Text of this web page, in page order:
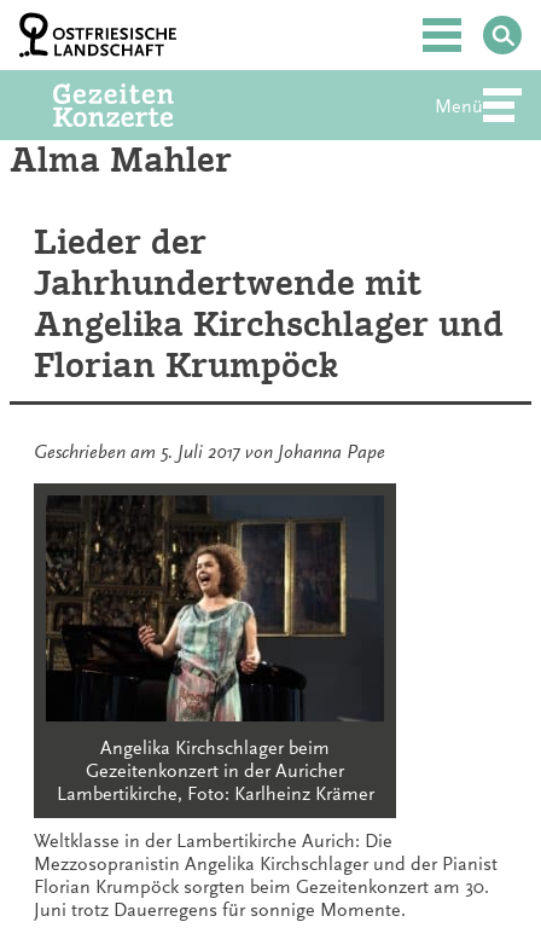
Zum
Inhalt
springen
Hauptmenü
Menü
Alma Mahler
Lieder der
Jahrhundertwende mit
Angelika Kirchschlager und
Florian Krumpöck
Geschrieben am 5. Juli 2017 von Johanna Pape
Angelika Kirchschlager beim
Gezeitenkonzert in der Auricher
Lambertikirche, Foto: Karlheinz Krämer
Weltklasse in der Lambertikirche Aurich: Die
Mezzosopranistin Angelika Kirchschlager und der Pianist
Florian Krumpöck sorgten beim Gezeitenkonzert am 30.
Juni trotz Dauerregens für sonnige Momente.